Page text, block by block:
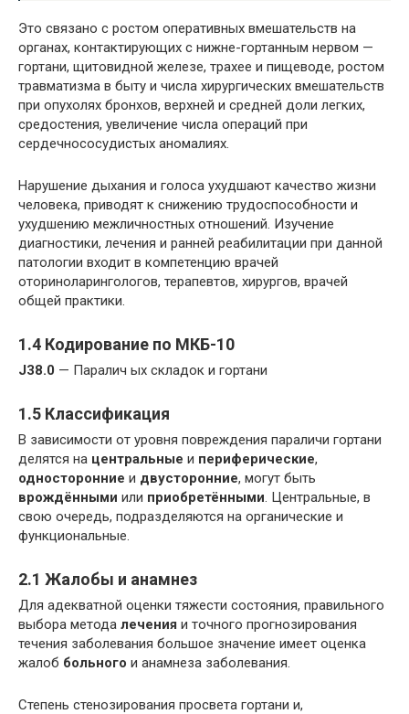
Это связано с ростом оперативных вмешательств на
органах, контактирующих с нижне-гортанным нервом —
гортани, щитовидной железе, трахее и пищеводе, ростом
травматизма в быту и числа хирургических вмешательств
при опухолях бронхов, верхней и средней доли легких,
средостения, увеличение числа операций при
сердечнососудистых аномалиях.
Нарушение дыхания и голоса ухудшают качество жизни
человека, приводят к снижению трудоспособности и
ухудшению межличностных отношений. Изучение
диагностики, лечения и ранней реабилитации при данной
патологии входит в компетенцию врачей
оториноларингологов, терапевтов, хирургов, врачей
общей практики.
1.4 Кодирование по МКБ-10
J38.0 — Паралич ых складок и гортани
1.5 Классификация
В зависимости от уровня повреждения параличи гортани
делятся на центральные и периферические,
односторонние и двусторонние, могут быть
врождёнными или приобретёнными . Центральные, в
свою очередь, подразделяются на органические и
функциональные.
2.1 Жалобы и анамнез
Для адекватной оценки тяжести состояния, правильного
выбора метода лечения и точного прогнозирования
течения заболевания большое значение имеет оценка
жалоб больного и анамнеза заболевания.
Степень стенозирования просвета гортани и,